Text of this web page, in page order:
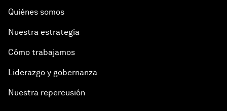
Quiénes somos
Nuestra estrategia
Cómo trabajamos
Liderazgo y gobernanza
Nuestra repercusión